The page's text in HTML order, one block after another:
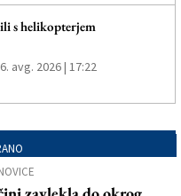
s helikopterjem
6. avg. 2026 | 17:22